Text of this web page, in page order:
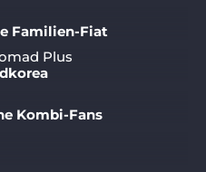
Familien-Fiat
Plus
Kombi-Fans